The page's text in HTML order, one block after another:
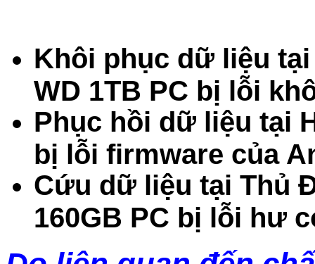
Khôi phục dữ liệu
WD 1TB PC bị lỗi
Phục hồi dữ liệu tại
bị lỗi firmware của
Cứu dữ liệu tại Thủ
160GB PC bị lỗi hư